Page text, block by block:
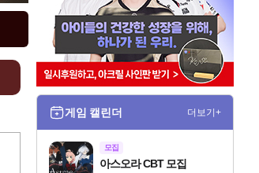
게임 캘린더 더보기+
모집
아스오라 CBT 모집